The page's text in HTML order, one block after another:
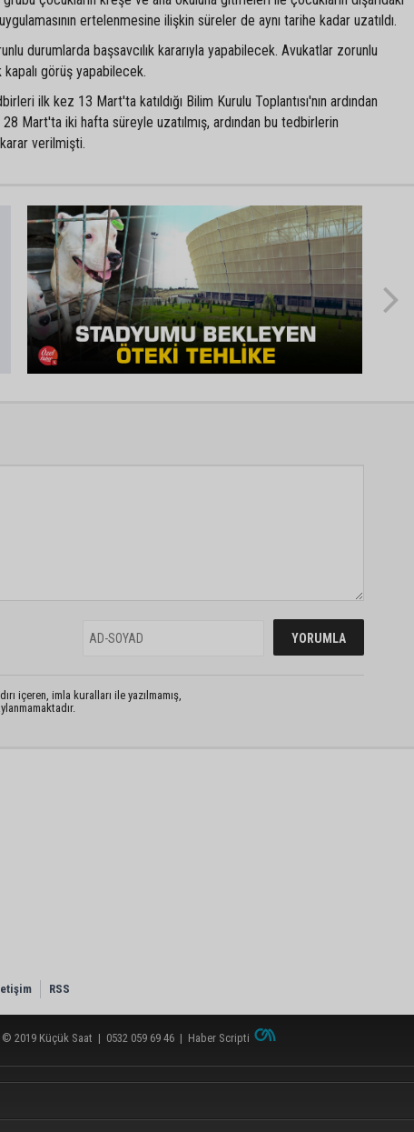
ertelenmesine ilişkin süreler de aynı tarihe kadar uzatıldı.
durumlarda başsavcılık kararıyla yapabilecek. Avukatlar zorunlu
görüş yapabilecek.
ilk kez 13 Mart'ta katıldığı Bilim Kurulu Toplantısı'nın ardından
Mart'ta iki hafta süreyle uzatılmış, ardından bu tedbirlerin
karar verilmişti.
içeren, imla kuralları ile yazılmamış,
RSS
© 2019 Küçük Saat | 0532 059 69 46 | Haber Scripti